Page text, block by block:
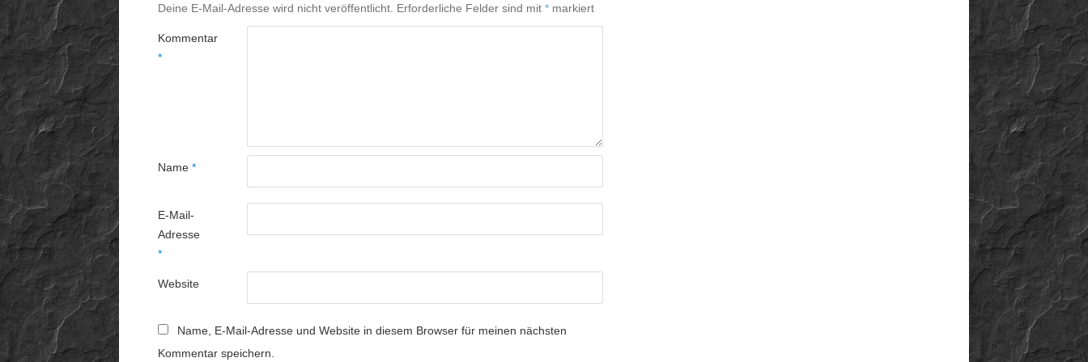
Deine E-Mail-Adresse wird nicht veröffentlicht. Erforderliche Felder sind mit * markiert
Kommentar
*
Name *
E-Mail-
Adresse
*
Website
Name, E-Mail-Adresse und Website in diesem Browser für meinen nächsten
Kommentar speichern.